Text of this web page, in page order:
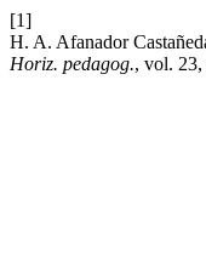
[1]
H. A. Afanador
Horiz. pedagog., vol. 23,